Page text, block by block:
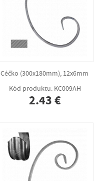
Céčko (300x180mm), 12x6mm
Kód produktu: KC009AH
2.43 €